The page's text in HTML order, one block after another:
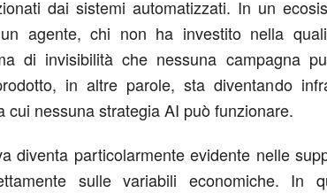
dai sistemi automatizzati. In un
agente, chi non ha investito nella
di invisibilità che nessuna campagna
in altre parole, sta diventando
cui nessuna strategia AI può funzionare.
diventa particolarmente evidente nelle
sulle variabili economiche. In